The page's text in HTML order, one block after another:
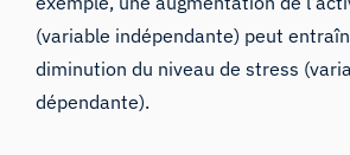
(variable indépendante) peut
diminution du niveau de stress
dépendante).